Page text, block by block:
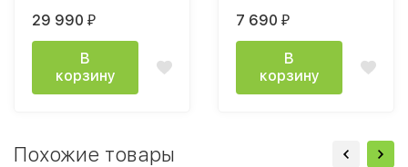
сонома
29 990 ₽
В
корзину
7 690 ₽
В
корзину
Похожие товары